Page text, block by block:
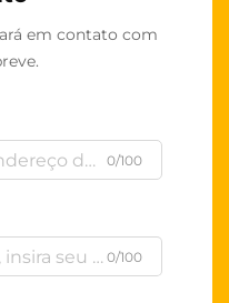
em contato com
0/100
0/100